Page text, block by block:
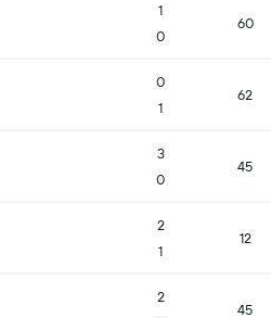
1
0
60
0
1
62
3
0
45
2
1
12
2
45